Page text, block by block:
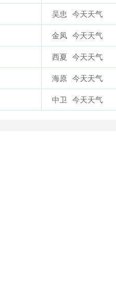
吴忠 今天天气
金凤 今天天气
西夏 今天天气
海原 今天天气
中卫 今天天气